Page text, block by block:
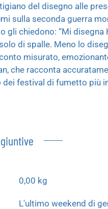
del disegno alle
sulla seconda guerra
gli chiedono: “Mi disegna
di spalle. Meno lo
misurato,
che racconta
dei festival di fumetto più
0,00 kg
L'ultimo weekend di